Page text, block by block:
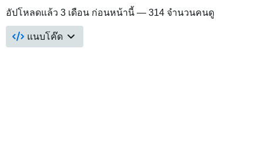
อัปโหลดแล้ว 3 เดือน ก่อนหน้านี้ — 314 จำนวนคนดู
แนบโค๊ด